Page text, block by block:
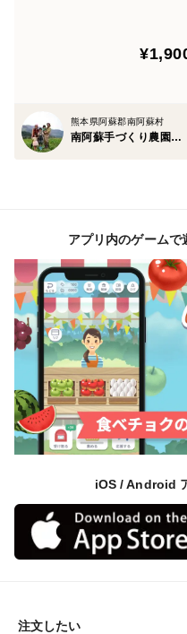
熊本県阿蘇郡南阿蘇村
南阿蘇手づくり農園 菜の風
アプリ内のゲームで
iOS / Android
注文したい